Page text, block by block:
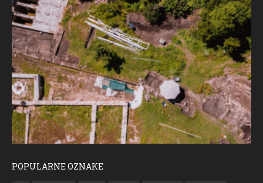
POPULARNE OZNAKE